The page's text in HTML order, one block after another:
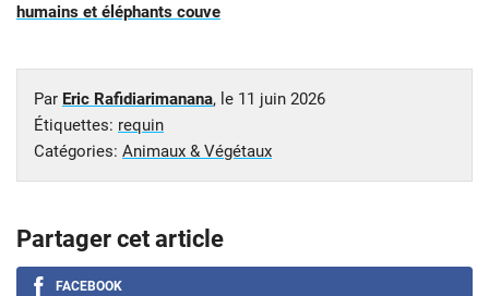
humains et éléphants couve
Par Eric Rafidiarimanana, le 11 juin 2026
Étiquettes: requin
Catégories: Animaux & Végétaux
Partager cet article
FACEBOOK